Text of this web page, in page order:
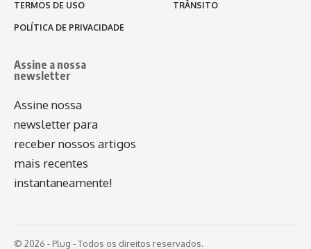
TERMOS DE USO
POLÍTICA DE PRIVACIDADE
TRÂNSITO
Assine a nossa
newsletter
Assine nossa
newsletter para
receber nossos artigos
mais recentes
instantaneamente!
© 2026 - Plug - Todos os direitos reservados.